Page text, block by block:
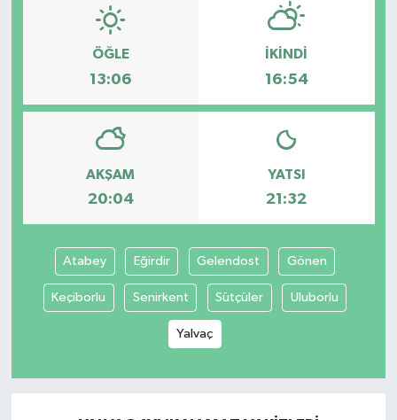
ÖĞLE
13:06
İKINDI
16:54
AKŞAM
20:04
YATSI
21:32
Atabey Eğirdir Gelendost Gönen
Keçiborlu Senirkent Sütçüler Uluborlu
Yalvaç